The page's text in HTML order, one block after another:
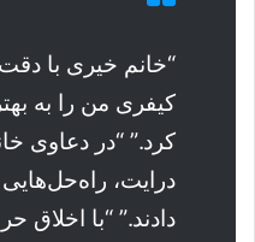
“خانم خیری با
کیفری من را به
کرد.” “در دعاوی
درایت، راه‌حل‌هایی
دادند.” “با اخلاق